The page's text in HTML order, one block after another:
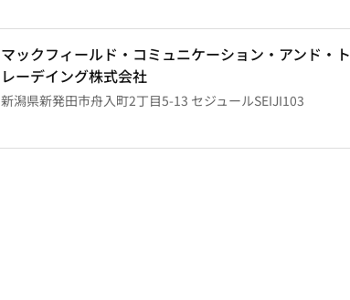
マックフィールド・コミュニケーション・アンド・ト
レーデイング株式会社
新潟県新発田市舟入町2丁目5-13 セジュールSEIJI103